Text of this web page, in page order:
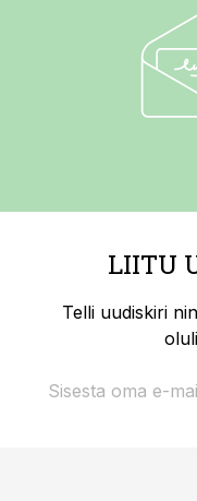
LIITU
Telli uudiskiri